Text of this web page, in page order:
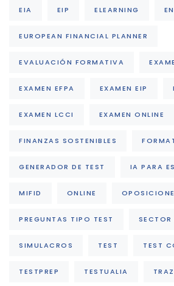
EIA EIP ELEARNING
EUROPEAN FINANCIAL PLANNER
EVALUACIÓN FORMATIVA
EXAMEN EFPA EXAMEN EIP
EXAMEN LCCI EXAMEN ONLINE
FINANZAS SOSTENIBLES
GENERADOR DE TEST IA PARA
MIFID ONLINE
PREGUNTAS TIPO TEST
SIMULACROS TEST TEST
TESTPREP TESTUALIA